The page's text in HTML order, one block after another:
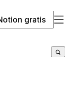
gratis